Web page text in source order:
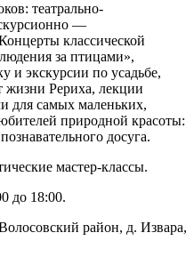
театрально-
—
классической
за птицами»,
и экскурсии по усадьбе,
жизни Рериха, лекции
для самых маленьких,
природной красоты:
досуга.
мастер-классы.
до 18:00.
район, д. Извара,